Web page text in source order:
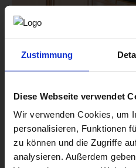
Zustimmung
Diese Webseite verwendet
Wir verwenden Cookies, um
personalisieren, Funktionen
zu können und die Zugriffe
analysieren. Außerdem